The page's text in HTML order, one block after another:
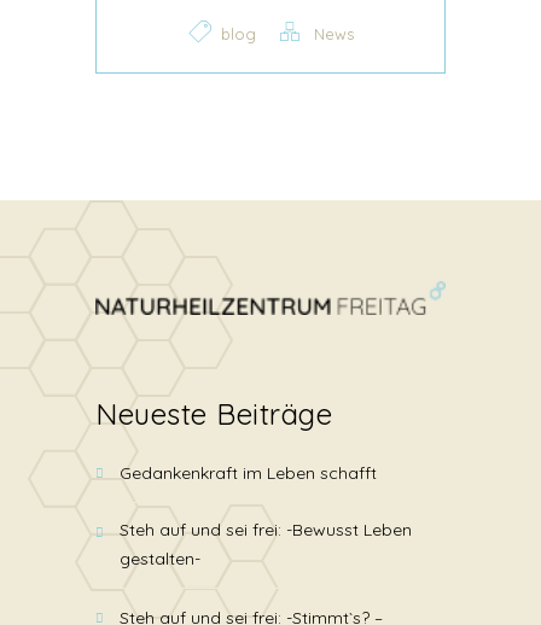
blog News
Neueste Beiträge
Gedankenkraft im Leben schafft
Steh auf und sei frei: -Bewusst Leben
gestalten-
Steh auf und sei frei: -Stimmt`s? –